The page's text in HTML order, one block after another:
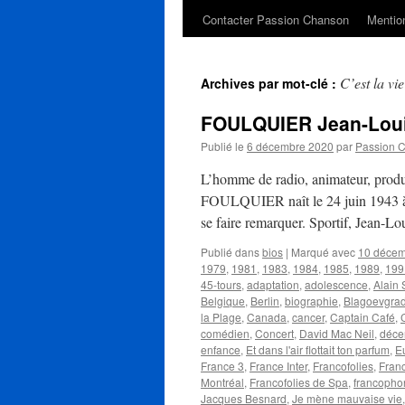
Contacter Passion Chanson
Archives par mot-clé : C’est la
FOULQUIER Jean-
Publié le 6 décembre 2020 par Passion
L’homme de radio, animateur,
FOULQUIER naît le 24 juin 1943
se faire remarquer. Sportif, Jean-
Publié dansbios | Marqué avec 10
1979, 1981 , 1983, 1984, 1985, 1989,
45-tours, adaptation, adolescence, Alain
Belgique, Berlin, biographie, Blagoevgrad
la Plage, Canada, cancer, Captain Café,
comédien, Concert, David Mac Neil,
enfance, Et dans l'air flottait ton parfum,
France 3, France Inter, Francofolies,
Montréal, Francofolies de Spa,
Jacques Besnard, Je mène mauvaise vie,